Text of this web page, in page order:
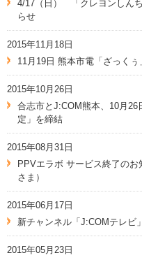
4/17（日） 「クレヨンしん
らせ
2015年11月18日
11月19日 熊本市電「ざっく
2015年10月26日
合志市とJ:COM熊本、10月
定」を締結
2015年08月31日
PPVエラボ サービス終了の
さま）
2015年06月17日
新チャンネル「J:COMテレビ
2015年05月23日